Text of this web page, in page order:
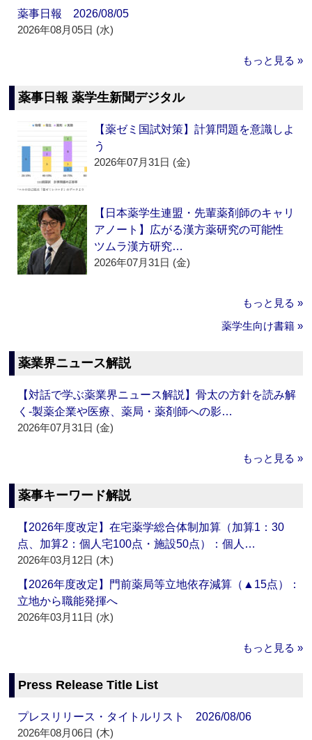
薬事日報 2026/08/05
2026年08月05日 (水)
もっと見る »
薬事日報 薬学生新聞デジタル
【薬ゼミ国試対策】計算問題を意識しよ
う
2026年07月31日 (金)
【日本薬学生連盟・先輩薬剤師のキャリ
アノート】広がる漢方薬研究の可能性
ツムラ漢方研究…
2026年07月31日 (金)
もっと見る »
薬学生向け書籍 »
薬業界ニュース解説
【対話で学ぶ薬業界ニュース解説】骨太の方針を読み解
く‐製薬企業や医療、薬局・薬剤師への影…
2026年07月31日 (金)
もっと見る »
薬事キーワード解説
【2026年度改定】在宅薬学総合体制加算（加算1：30
点、加算2：個人宅100点・施設50点）：個人…
2026年03月12日 (木)
【2026年度改定】門前薬局等立地依存減算（▲15点）：
立地から職能発揮へ
2026年03月11日 (水)
もっと見る »
Press Release Title List
プレスリリース・タイトルリスト 2026/08/06
2026年08月06日 (木)